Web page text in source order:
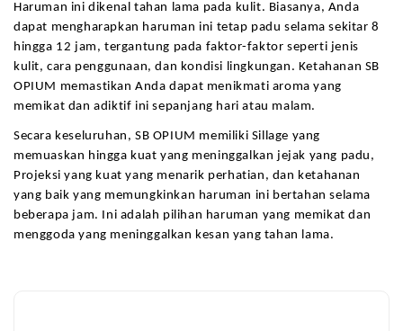
Haruman ini dikenal tahan lama pada kulit. Biasanya, Anda
dapat mengharapkan haruman ini tetap padu selama sekitar 8
hingga 12 jam, tergantung pada faktor-faktor seperti jenis
kulit, cara penggunaan, dan kondisi lingkungan. Ketahanan SB
OPIUM memastikan Anda dapat menikmati aroma yang
memikat dan adiktif ini sepanjang hari atau malam.
Secara keseluruhan, SB OPIUM memiliki Sillage yang
memuaskan hingga kuat yang meninggalkan jejak yang padu,
Projeksi yang kuat yang menarik perhatian, dan ketahanan
yang baik yang memungkinkan haruman ini bertahan selama
beberapa jam. Ini adalah pilihan haruman yang memikat dan
menggoda yang meninggalkan kesan yang tahan lama.